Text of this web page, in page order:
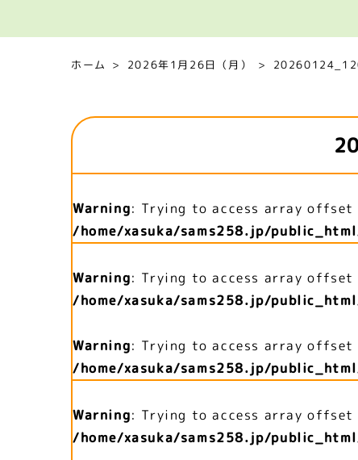
ホーム 2026年1月26日（月）
Warning: Trying to access array
/home/xasuka/sams258.jp/
Warning: Trying to access array
/home/xasuka/sams258.jp/
Warning: Trying to access array
/home/xasuka/sams258.jp/
Warning: Trying to access array
/home/xasuka/sams258.jp/